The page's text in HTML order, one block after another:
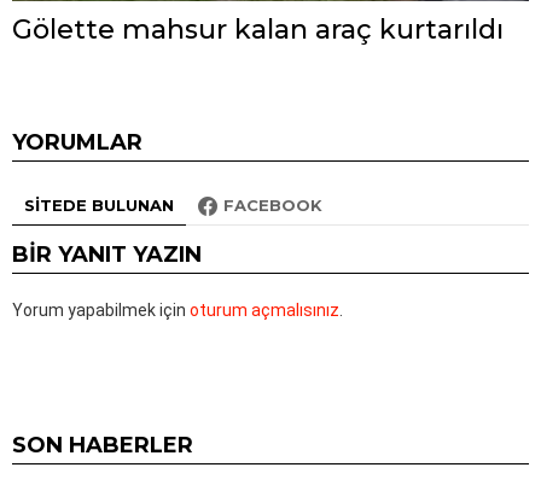
Gölette mahsur kalan araç kurtarıldı
YORUMLAR
SITEDE BULUNAN FACEBOOK
BIR YANIT YAZIN
Yorum yapabilmek için oturum açmalısınız
SON HABERLER